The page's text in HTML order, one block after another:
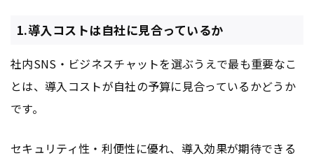
1.導入コストは自社に見合っているか
社内SNS・ビジネスチャットを選ぶうえで最も重要なこ
とは、導入コストが自社の予算に見合っているかどうか
です。
セキュリティ性・利便性に優れ、導入効果が期待できる